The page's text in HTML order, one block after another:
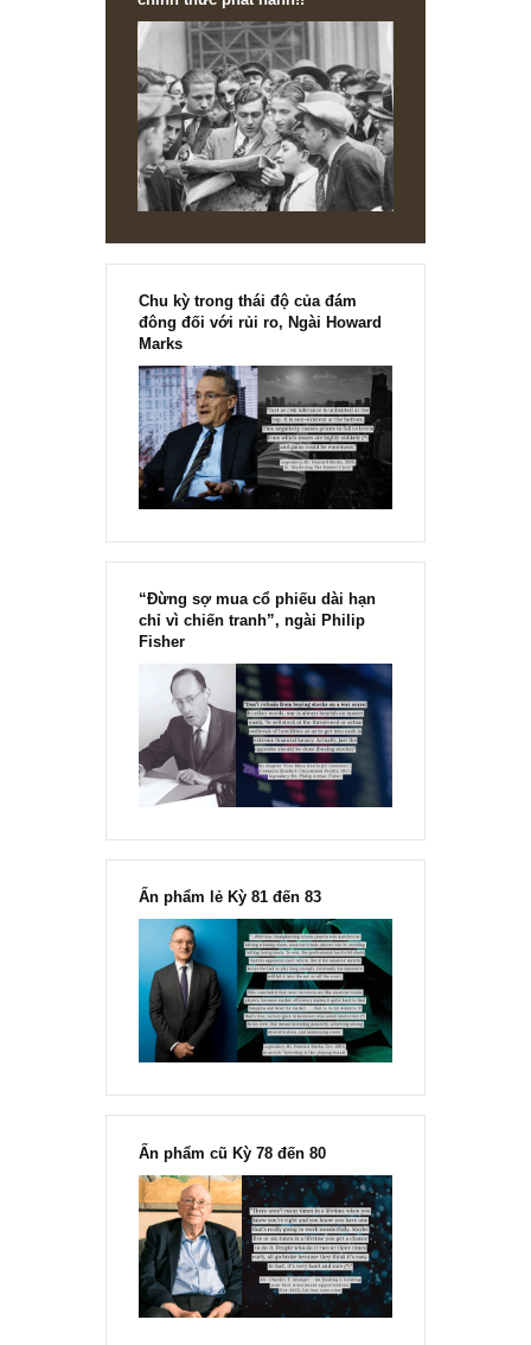
PERSONS, HISTORIES & TALES
Chuyện ngắn: Kẻ gà mờ trong trò chơi Poker
[Ấn phẩm kỳ 82], 36/36 trang,
chính thức phát hành!!
Chu kỳ trong thái độ của đám
đông đối với rủi ro, Ngài Howard
Marks
chỉ vì chiến tranh”, ngài Philip
Fisher
Ấn phẩm lẻ Kỳ 81 đến 83